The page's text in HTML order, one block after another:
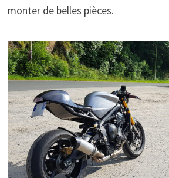
monter de belles pièces.